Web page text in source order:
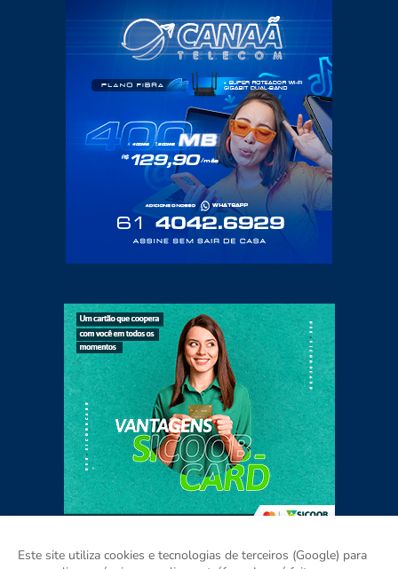
Este site utiliza cookies e tecnologias de terceiros (Google) para